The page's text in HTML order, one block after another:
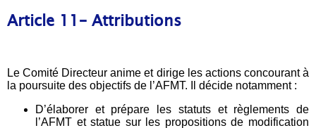
Article 11– Attributions
Le Comité Directeur anime et dirige les actions concourant à
la poursuite des objectifs de l’AFMT. Il décide notamment :
D’élaborer et prépare les statuts et règlements de
l’AFMT et statue sur les propositions de modification